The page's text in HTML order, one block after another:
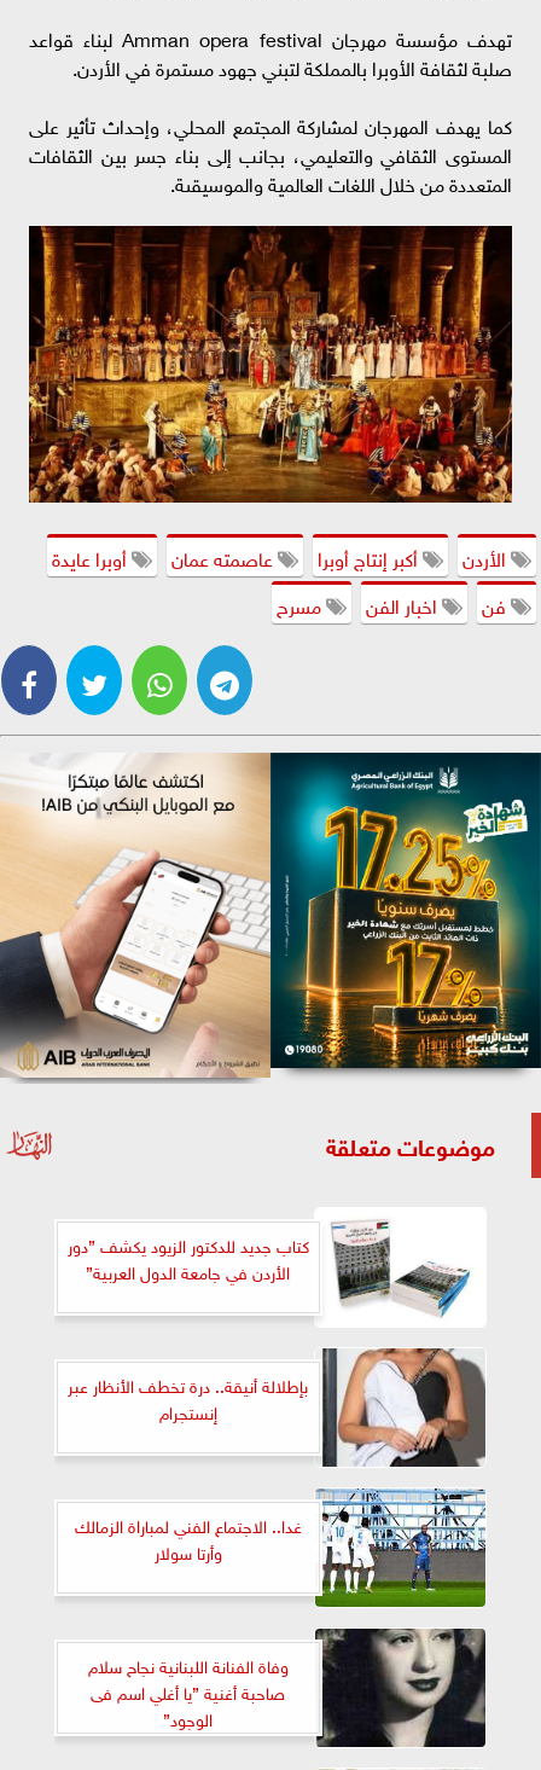
تهدف مؤسسة مهرجان Amman opera festival لبناء قواعد
صلبة لثقافة الأوبرا بالمملكة لتبني جهود مستمرة في الأردن.
كما يهدف المهرجان لمشاركة المجتمع المحلي، وإحداث تأثير على
المستوى الثقافي والتعليمي، بجانب إلى بناء جسر بين الثقافات
المتعددة من خلال اللغات العالمية والموسيقىة.
الأردن أكبر إنتاج أوبرا عاصمته عمان
أوبرا عايدة
فن
اخبار الفن مسرح
موضوعات متعلقة
كتاب جديد للدكتور الزيود يكشف ”دور
الأردن في جامعة الدول العربية”
بإطلالة أنيقة.. درة تخطف الأنظار عبر
إنستجرام
غدا.. الاجتماع الفني لمباراة الزمالك
وأرتا سولار
وفاة الفنانة اللبنانية نجاح سلام
صاحبة أغنية ”يا أغلي اسم فى
الوجود”